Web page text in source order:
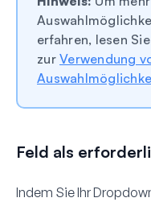
erfahren, lesen
zur Verwendung
Feld als
Indem Sie Ihr